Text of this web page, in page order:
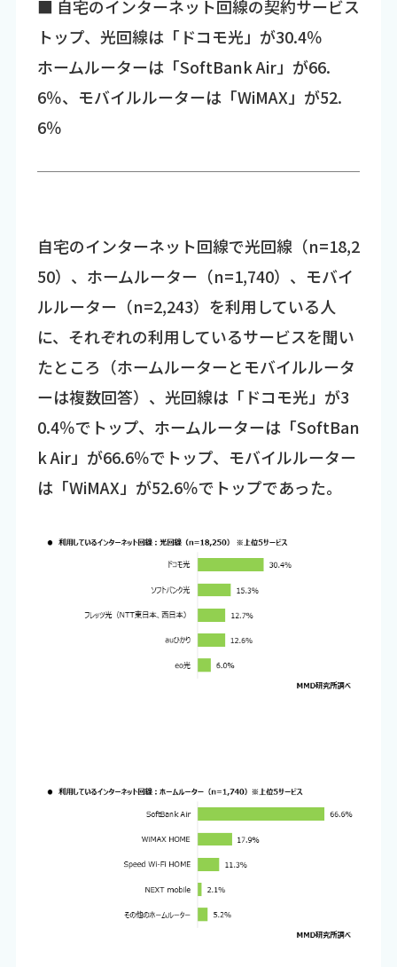
■ 自宅のインターネット回線の契約サービス
トップ、光回線は「ドコモ光」が30.4％
ホームルーターは「SoftBank Air」が66.
6％、モバイルルーターは「WiMAX」が52.
6％
自宅のインターネット回線で光回線（n=18,2
50）、ホームルーター（n=1,740）、モバイ
ルルーター（n=2,243）を利用している人
に、それぞれの利用しているサービスを聞い
たところ（ホームルーターとモバイルルータ
ーは複数回答）、光回線は「ドコモ光」が3
0.4％でトップ、ホームルーターは「SoftBan
k Air」が66.6％でトップ、モバイルルーター
は「WiMAX」が52.6％でトップであった。